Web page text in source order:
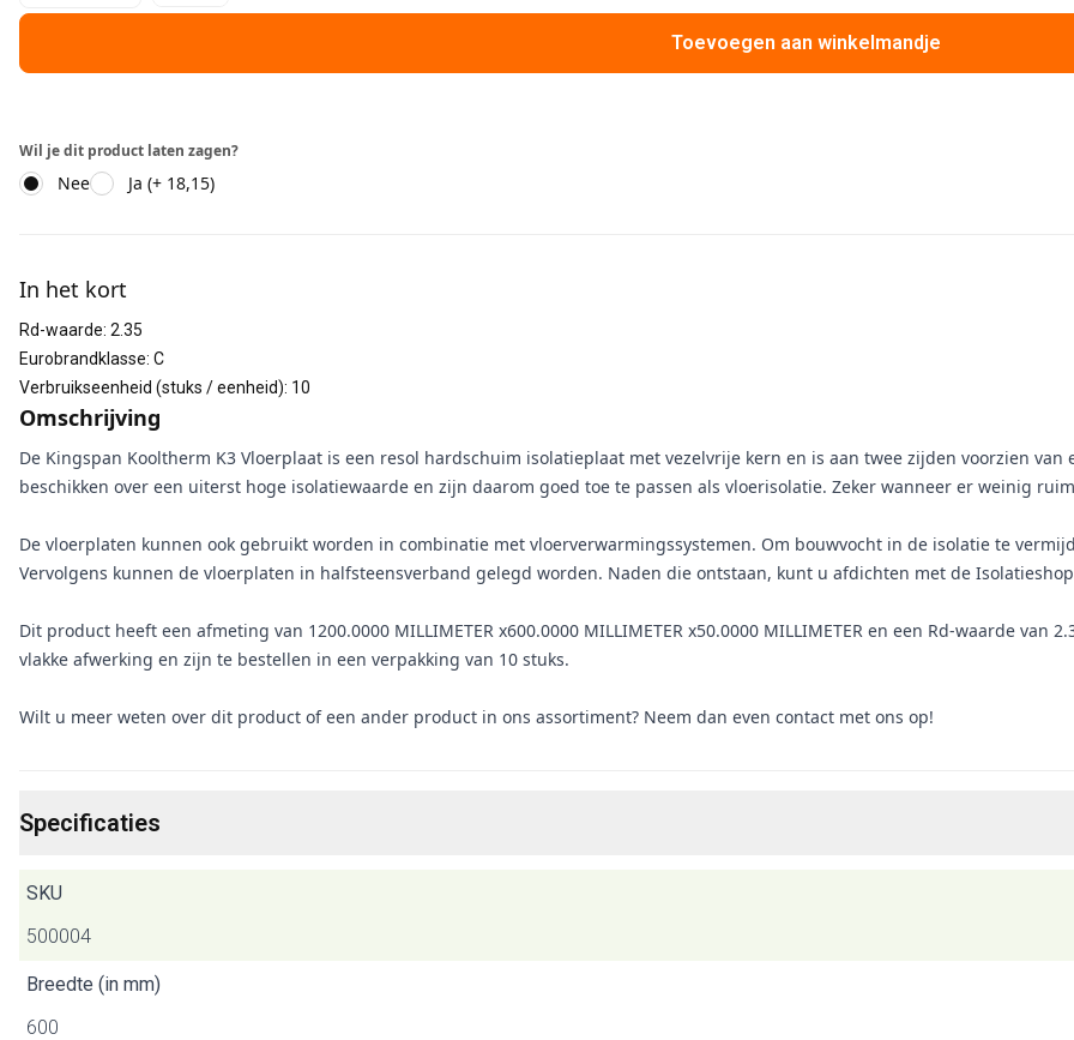
Toevoegen aan winkelmandje
Wil je dit product laten zagen?
Nee Ja (+ 18,15)
In het kort
Rd-waarde: 2.35
Eurobrandklasse: C
Verbruikseenheid (stuks / eenheid): 10
Omschrijving
De Kingspan Kooltherm K3 Vloerplaat is een resol hardschuim isolatieplaat met vezelvrije kern en is aan twee zijden voorzien
beschikken over een uiterst hoge isolatiewaarde en zijn daarom goed toe te passen als vloerisolatie. Zeker wanneer er weinig
De vloerplaten kunnen ook gebruikt worden in combinatie met vloerverwarmingssystemen. Om bouwvocht in de isolatie te
Vervolgens kunnen de vloerplaten in halfsteensverband gelegd worden. Naden die ontstaan, kunt u afdichten met de Isolatieshop
Dit product heeft een afmeting van 1200.0000 MILLIMETER x600.0000 MILLIMETER x50.0000 MILLIMETER en een Rd-waarde van
vlakke afwerking en zijn te bestellen in een verpakking van 10 stuks.
Wilt u meer weten over dit product of een ander product in ons assortiment? Neem dan even contact met ons op!
Specificaties
SKU
500004
Breedte (in mm)
600